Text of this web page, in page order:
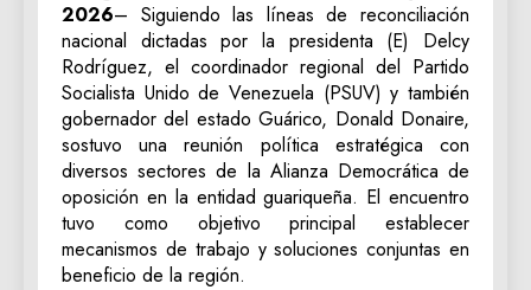
2026– Siguiendo las líneas de reconciliación
nacional dictadas por la presidenta (E) Delcy
Rodríguez, el coordinador regional del Partido
Socialista Unido de Venezuela (PSUV) y también
gobernador del estado Guárico, Donald Donaire,
sostuvo una reunión política estratégica con
diversos sectores de la Alianza Democrática de
oposición en la entidad guariqueña. El encuentro
tuvo como objetivo principal establecer
mecanismos de trabajo y soluciones conjuntas en
beneficio de la región.